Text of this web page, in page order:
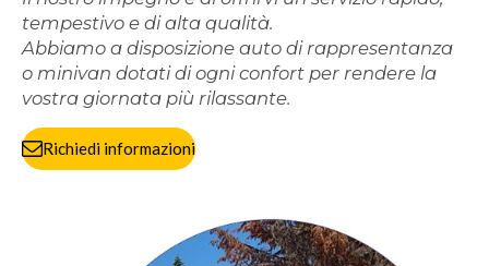
tempestivo e di alta qualità.
Abbiamo a disposizione auto di rappresentanza
o minivan dotati di ogni confort per rendere la
vostra giornata più rilassante.
Richiedi informazioni